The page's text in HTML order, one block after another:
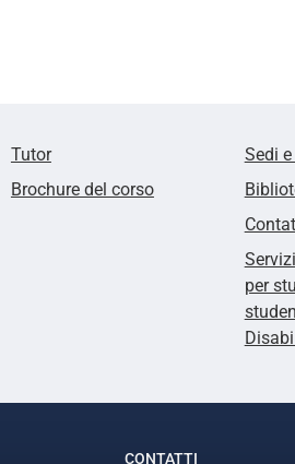
Tutor
Brochure del corso
Sedi
Servizi
per
CONTATTI